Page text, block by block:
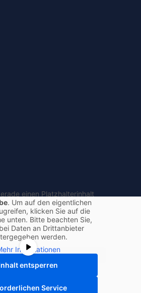
einen Platzhalterinhalt
. Um auf den eigentlichen
klicken Sie auf die
unten. Bitte beachten Sie,
Daten an Drittanbieter
werden.
Informationen
entsperren
Service